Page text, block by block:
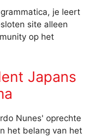
je leert
site alleen
op het
Japans
Nunes' oprechte
het belang van het